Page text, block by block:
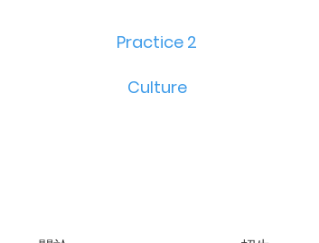
Practice 2
Culture